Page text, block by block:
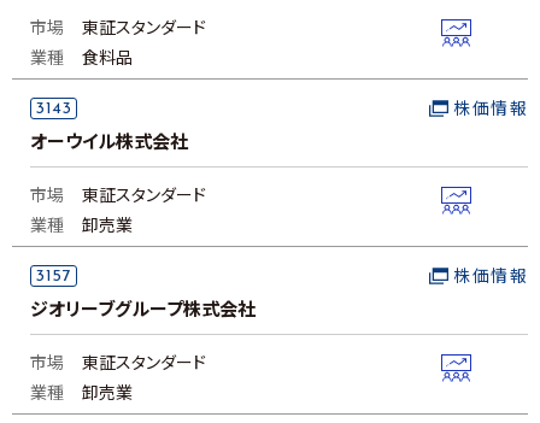
市場
東証スタンダード
業種
食料品
3143
オーウイル株式会社
株価情報
市場
東証スタンダード
業種
卸売業
3157
ジオリーブグループ株式会社
株価情報
市場
東証スタンダード
業種
卸売業